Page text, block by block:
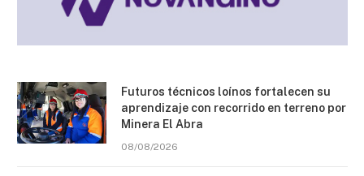
Futuros técnicos loínos fortalecen su
aprendizaje con recorrido en terreno por
Minera El Abra
08/08/2026